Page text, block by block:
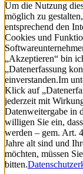
Um die Nutzung
möglich zu
entsprechend den
Cookies und
„Akzeptieren“ bin
„Datenerfassung
einverstanden.Im
Klick auf
jederzeit mit
Datenweitergabe in
willigen Sie ein,
werden – gem. Art.
Jahre alt sind und
möchten, müssen
bitten.